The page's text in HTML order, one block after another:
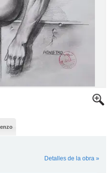
Detalles de la obra »